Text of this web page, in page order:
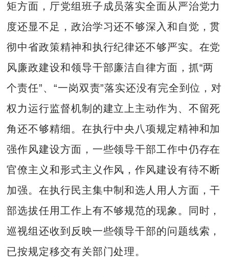
矩方面，厅党组班子成员落实全面从严治党力
度还显不足，政治学习还不够深入和自觉，贯
彻中省政策精神和执行纪律还不够严实。在党
风廉政建设和领导干部廉洁自律方面，抓“两
个责任”、“一岗双责”落实还没有完全到位，对
权力运行监督机制的建立上主动作为、不留死
角还不够精细。在执行中央八项规定精神和加
强作风建设方面，一些领导干部工作中仍存在
官僚主义和形式主义作风，作风建设有待不断
加强。在执行民主集中制和选人用人方面，干
部选拔任用工作上有不够规范的现象。同时，
巡视组还收到反映一些领导干部的问题线索，
已按规定移交有关部门处理。